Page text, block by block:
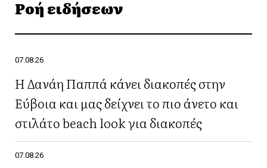
Ροή ειδήσεων
07.08.26
Η Δανάη Παππά κάνει διακοπές στην
Εύβοια και μας δείχνει το πιο άνετο και
στιλάτο beach look για διακοπές
07.08.26